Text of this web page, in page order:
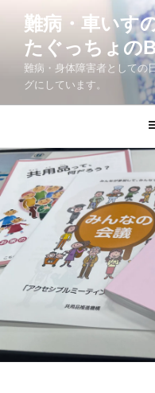
へ
プ
難病・車
たぐっちょの
難病・身体障害者としての
グにしています。